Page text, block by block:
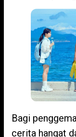
Bagi
cerita hangat